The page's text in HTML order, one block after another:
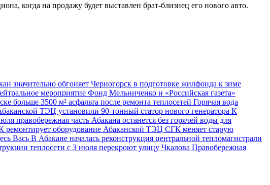
когда на продажу будет выставлен брат-близнец его нового авто.
значительно обгоняет Черногорск в подготовке жилфонда к зиме
мероприятие Фонд Мельниченко и «Российская газета»
больше 3500 м² асфальта после ремонта теплосетей Горячая вода
ТЭЦ установили 90-тонный статор нового генератора К
правобережная часть Абакана останется без горячей воды для
ремонтирует оборудование Абаканской ТЭЦ СГК меняет старую
Вась В Абакане началась реконструкция центральной тепломагистрали
теплосети с 3 июля перекроют улицу Чкалова Правобережная